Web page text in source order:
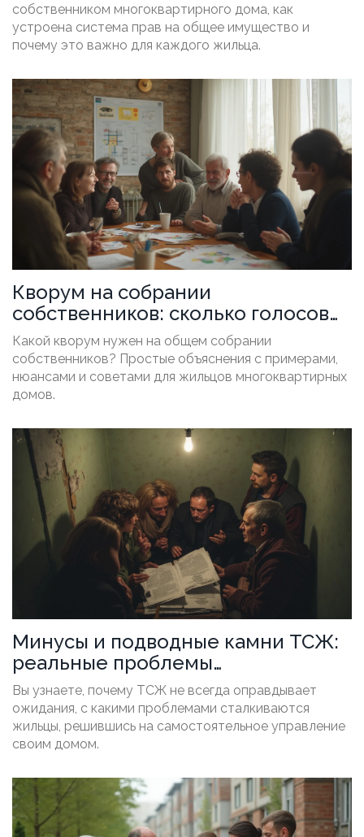
собственником многоквартирного дома, как
устроена система прав на общее имущество и
почему это важно для каждого жильца.
Кворум на собрании
собственников: сколько голосов
нужно для решений
Какой кворум нужен на общем собрании
собственников? Простые объяснения с примерами,
нюансами и советами для жильцов многоквартирных
домов.
Минусы и подводные камни ТСЖ:
реальные проблемы
собственников
Вы узнаете, почему ТСЖ не всегда оправдывает
ожидания, с какими проблемами сталкиваются
жильцы, решившись на самостоятельное управление
своим домом.